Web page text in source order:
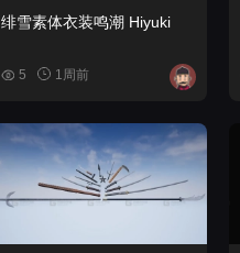
绯雪素体衣装鸣潮 Hiyuki
5 1周前